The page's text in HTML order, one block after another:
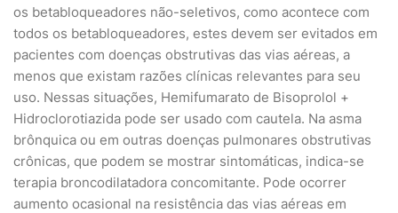
os betabloqueadores não-seletivos, como acontece com
todos os betabloqueadores, estes devem ser evitados em
pacientes com doenças obstrutivas das vias aéreas, a
menos que existam razões clínicas relevantes para seu
uso. Nessas situações, Hemifumarato de Bisoprolol +
Hidroclorotiazida pode ser usado com cautela. Na asma
brônquica ou em outras doenças pulmonares obstrutivas
crônicas, que podem se mostrar sintomáticas, indica-se
terapia broncodilatadora concomitante. Pode ocorrer
aumento ocasional na resistência das vias aéreas em